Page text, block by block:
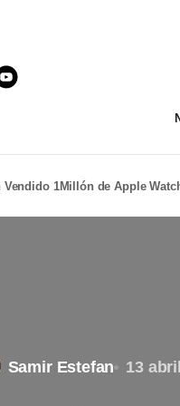
Vendido 1Millón de Apple
Samir Estefan 13